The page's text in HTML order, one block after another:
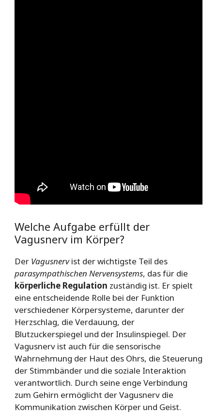
Welche Aufgabe erfüllt der
Vagusnerv im Körper?
Der Vagusnervist der wichtigste Teil des
parasympathischen Nervensystems, das für die
körperliche Regulation zuständig ist. Er spielt
eine entscheidende Rolle bei der Funktion
verschiedener Körpersysteme, darunter der
Herzschlag, die Verdauung, der
Blutzuckerspiegel und der Insulinspiegel. Der
Vagusnerv ist auch für die sensorische
Wahrnehmung der Haut des Ohrs, die Steuerung
der Stimmbänder und die soziale Interaktion
verantwortlich. Durch seine enge Verbindung
zum Gehirn ermöglicht der Vagusnerv die
Kommunikation zwischen Körper und Geist.